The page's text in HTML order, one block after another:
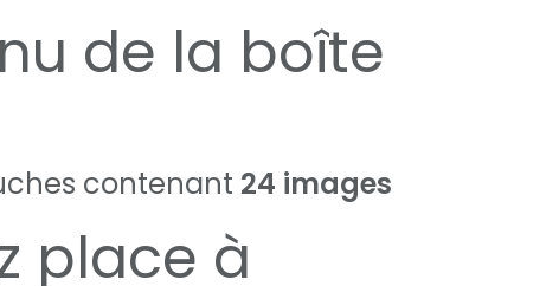
de la boîte
contenant 24 images
place à